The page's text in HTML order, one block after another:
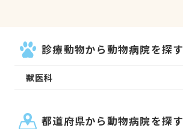
診療動物から動物病院を探す
獣医科
都道府県から動物病院を探す